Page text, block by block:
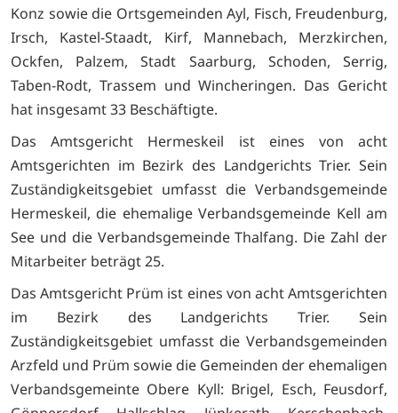
Konz sowie die Ortsgemeinden Ayl, Fisch, Freudenburg,
Irsch, Kastel-Staadt, Kirf, Mannebach, Merzkirchen,
Ockfen, Palzem, Stadt Saarburg, Schoden, Serrig,
Taben-Rodt, Trassem und Wincheringen. Das Gericht
hat insgesamt 33 Beschäftigte.
Das Amtsgericht Hermeskeil ist eines von acht
Amtsgerichten im Bezirk des Landgerichts Trier. Sein
Zuständigkeitsgebiet umfasst die Verbandsgemeinde
Hermeskeil, die ehemalige Verbandsgemeinde Kell am
See und die Verbandsgemeinde Thalfang. Die Zahl der
Mitarbeiter beträgt 25.
Das Amtsgericht Prüm ist eines von acht Amtsgerichten
im Bezirk des Landgerichts Trier. Sein
Zuständigkeitsgebiet umfasst die Verbandsgemeinden
Arzfeld und Prüm sowie die Gemeinden der ehemaligen
Verbandsgemeinte Obere Kyll: Brigel, Esch, Feusdorf,